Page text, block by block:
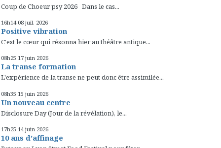
Coup de Choeur psy 2026 Dans le cas...
16h14 08 juil. 2026
Positive vibration
C'est le cœur qui résonna hier au théâtre antique...
08h25 17 juin 2026
La transe formation
L'expérience de la transe ne peut donc être assimilée...
08h35 15 juin 2026
Un nouveau centre
Disclosure Day (Jour de la révélation), le...
17h25 14 juin 2026
10 ans d’affinage